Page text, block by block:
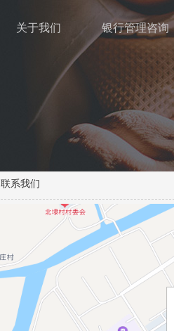
关于我们 银行管理咨询
联系我们